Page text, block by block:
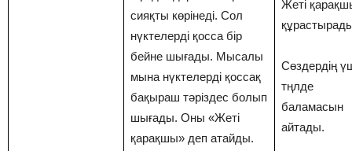
сияқты көрінеді. Сол
нүктелерді қосса бір
бейне шығады. Мысалы
мына нүктелерді қоссақ
бақыраш тәріздес болып
шығады. Оны «Жеті
қарақшы» деп атайды.
Жеті
Сөздердің
тңлде
баламасын
айтады.